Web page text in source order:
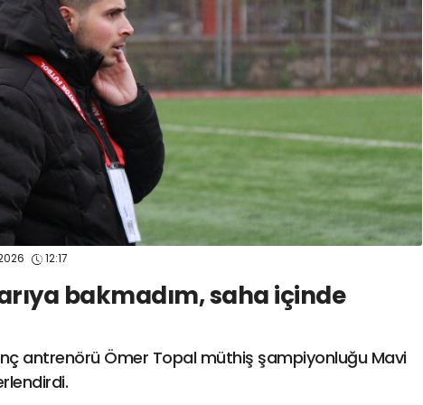
#
spor41
kocaelispor
12:17
bakmadım, saha içinde
antrenörü Ömer Topal müthiş şampiyonluğu Mavi